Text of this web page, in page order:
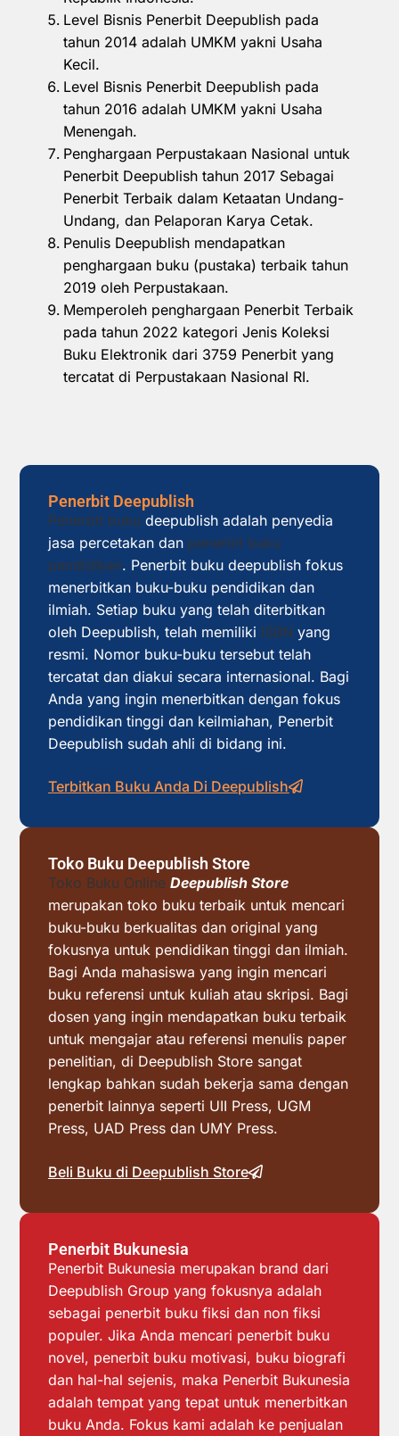
Level Bisnis Penerbit Deepublish pada
tahun 2014 adalah UMKM yakni Usaha
Kecil.
Level Bisnis Penerbit Deepublish pada
tahun 2016 adalah UMKM yakni Usaha
Menengah.
Penghargaan Perpustakaan Nasional untuk
Penerbit Deepublish tahun 2017 Sebagai
Penerbit Terbaik dalam Ketaatan Undang-
Undang, dan Pelaporan Karya Cetak.
Penulis Deepublish mendapatkan
penghargaan buku (pustaka) terbaik tahun
2019 oleh Perpustakaan.
Memperoleh penghargaan Penerbit Terbaik
pada tahun 2022 kategori Jenis Koleksi
Buku Elektronik dari 3759 Penerbit yang
tercatat di Perpustakaan Nasional RI.
Penerbit Deepublish
Penerbit buku deepublish adalah penyedia
jasa percetakan dan penerbit buku
pendidikan. Penerbit buku deepublish fokus
menerbitkan buku-buku pendidikan dan
ilmiah. Setiap buku yang telah diterbitkan
oleh Deepublish, telah memiliki ISBN yang
resmi. Nomor buku-buku tersebut telah
tercatat dan diakui secara internasional. Bagi
Anda yang ingin menerbitkan dengan fokus
pendidikan tinggi dan keilmiahan, Penerbit
Deepublish sudah ahli di bidang ini.
Terbitkan Buku Anda Di Deepublish
Toko Buku Deepublish Store
Toko Buku Online Deepublish Store
merupakan toko buku terbaik untuk mencari
buku-buku berkualitas dan original yang
fokusnya untuk pendidikan tinggi dan ilmiah.
Bagi Anda mahasiswa yang ingin mencari
buku referensi untuk kuliah atau skripsi. Bagi
dosen yang ingin mendapatkan buku terbaik
untuk mengajar atau referensi menulis paper
penelitian, di Deepublish Store sangat
lengkap bahkan sudah bekerja sama dengan
penerbit lainnya seperti UII Press, UGM
Press, UAD Press dan UMY Press.
Beli Buku di Deepublish Store
Penerbit Bukunesia
Penerbit Bukunesia merupakan brand dari
Deepublish Group yang fokusnya adalah
sebagai penerbit buku fiksi dan non fiksi
populer. Jika Anda mencari penerbit buku
novel, penerbit buku motivasi, buku biografi
dan hal-hal sejenis, maka Penerbit Bukunesia
adalah tempat yang tepat untuk menerbitkan
buku Anda. Fokus kami adalah ke penjualan